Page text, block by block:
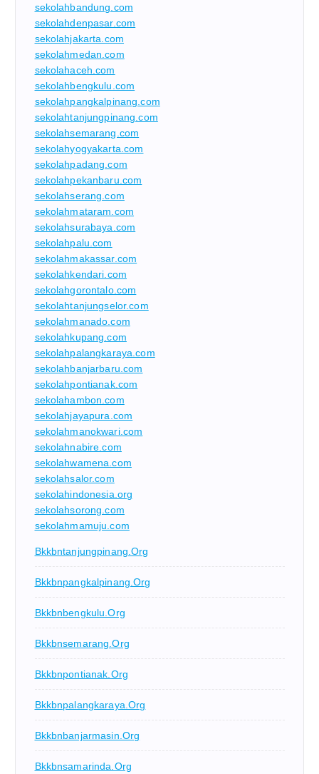
sekolahbandung.com
sekolahdenpasar.com
sekolahjakarta.com
sekolahmedan.com
sekolahaceh.com
sekolahbengkulu.com
sekolahpangkalpinang.com
sekolahtanjungpinang.com
sekolahsemarang.com
sekolahyogyakarta.com
sekolahpadang.com
sekolahpekanbaru.com
sekolahserang.com
sekolahmataram.com
sekolahsurabaya.com
sekolahpalu.com
sekolahmakassar.com
sekolahkendari.com
sekolahgorontalo.com
sekolahtanjungselor.com
sekolahmanado.com
sekolahkupang.com
sekolahpalangkaraya.com
sekolahbanjarbaru.com
sekolahpontianak.com
sekolahambon.com
sekolahjayapura.com
sekolahmanokwari.com
sekolahnabire.com
sekolahwamena.com
sekolahsalor.com
sekolahindonesia.org
sekolahsorong.com
sekolahmamuju.com
Bkkbntanjungpinang.org
Bkkbnpangkalpinang.org
Bkkbnbengkulu.org
Bkkbnsemarang.org
Bkkbnpontianak.org
Bkkbnpalangkaraya.org
Bkkbnbanjarmasin.org
Bkkbnsamarinda.org